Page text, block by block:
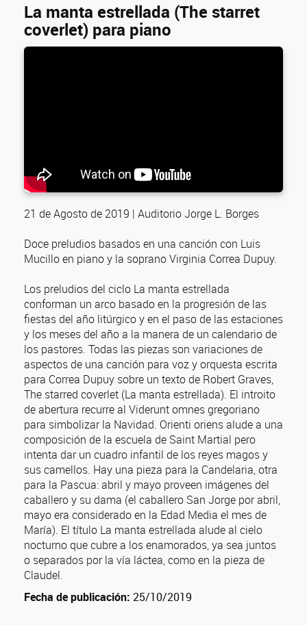
La manta estrellada (The starret
coverlet) para piano
21 de Agosto de 2019 | Auditorio Jorge L. Borges
Doce preludios basados en una canción con Luis
Mucillo en piano y la soprano Virginia Correa Dupuy.
Los preludios del ciclo La manta estrellada
conforman un arco basado en la progresión de las
fiestas del año litúrgico y en el paso de las estaciones
y los meses del año a la manera de un calendario de
los pastores. Todas las piezas son variaciones de
aspectos de una canción para voz y orquesta escrita
para Correa Dupuy sobre un texto de Robert Graves,
The starred coverlet (La manta estrellada). El introito
de abertura recurre al Viderunt omnes gregoriano
para simbolizar la Navidad. Orienti oriens alude a una
composición de la escuela de Saint Martial pero
intenta dar un cuadro infantil de los reyes magos y
sus camellos. Hay una pieza para la Candelaria, otra
para la Pascua: abril y mayo proveen imágenes del
caballero y su dama (el caballero San Jorge por abril,
mayo era considerado en la Edad Media el mes de
María). El título La manta estrellada alude al cielo
nocturno que cubre a los enamorados, ya sea juntos
o separados por la vía láctea, como en la pieza de
Claudel.
Fecha de publicación: 25/10/2019